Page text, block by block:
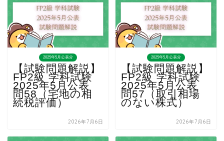
2025年5月公表分
【試験問題解説】
FP2級 学科試験
2025年5月公表
問58（宅地の相
続税評価）
2026年7月6日
2025年5月公表分
【試験問題解説】
FP2級 学科試験
2025年5月公表
問57（取引相場
のない株式）
2026年7月6日